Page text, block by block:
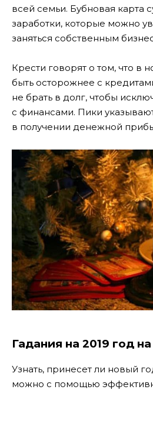
всей семьи. Бубновая карта
заработки, которые можно
заняться собственным
Крести говорят о том, что в
быть осторожнее с
не брать в долг, чтобы
с финансами. Пики
в получении денежной
Гадания на 2019 год
Узнать, принесет ли новый
можно с помощью